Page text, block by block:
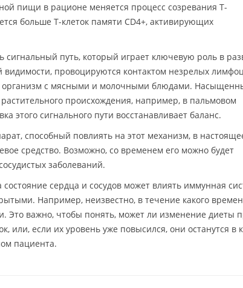
пищи в рационе меняется процесс созревания T-
больше T-клеток памяти CD4+, активирующих
сигнальный путь, который играет ключевую роль в
провоцируются контактом незрелых
с мясными и молочными блюдами.
происхождения, например, в пальмовом
этого сигнального пути восстанавливает баланс.
способный повлиять на этот механизм, в
средство. Возможно, со временем его можно будет
заболеваний.
сердца и сосудов может влиять иммунная
Например, неизвестно, в течение какого
Это важно, чтобы понять, может ли изменение диеты
или, если их уровень уже повысился, они останутся в
пациента.